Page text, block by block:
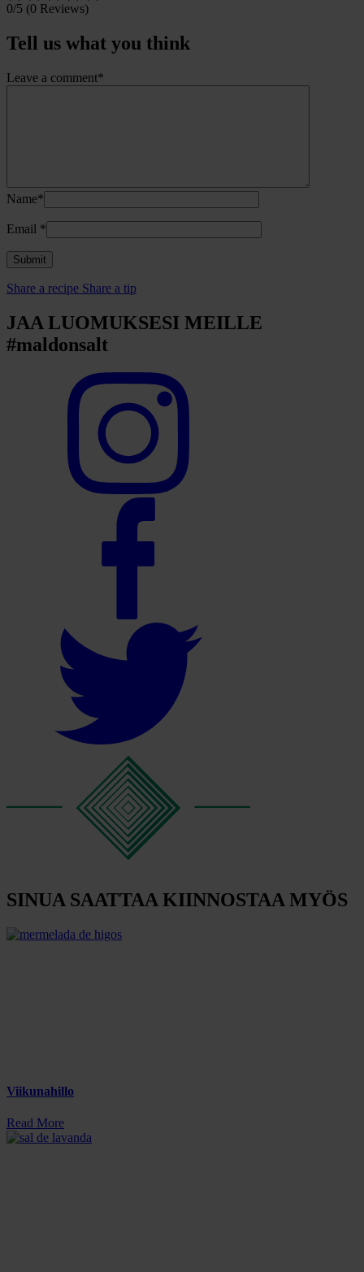
0/5 (0 Reviews)
Tell us what you think
Leave a comment*
Name*
Email *
Share a recipe Share a tip
JAA LUOMUKSESI MEILLE
#maldonsalt
SINUA SAATTAA KIINNOSTAA MYÖS
Viikunahillo
Read More